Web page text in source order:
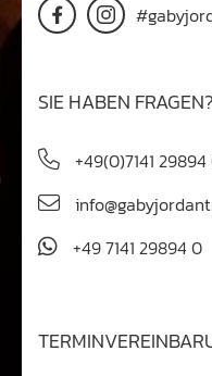
SIE HABEN FRAGEN?
+49(0)7141
+49 7141 29894 0